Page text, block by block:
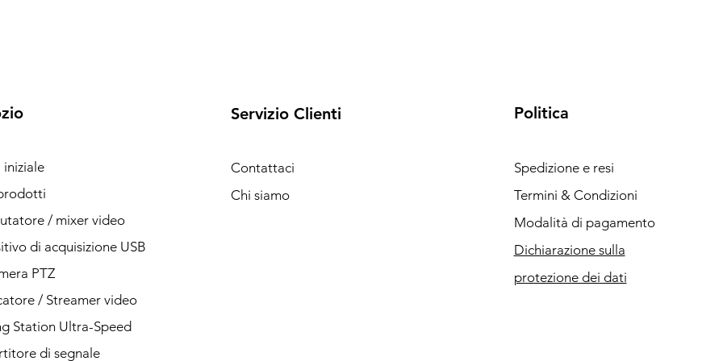
iniziale
/ mixer video
di acquisizione USB
PTZ
/ Streamer video
Station Ultra-Speed
di segnale
Servizio Clienti
Contattaci
Chi siamo
Politica
Spedizione e resi
Termini & Condizioni
Modalità di pagamento
Dichiarazione sulla
protezione dei dati